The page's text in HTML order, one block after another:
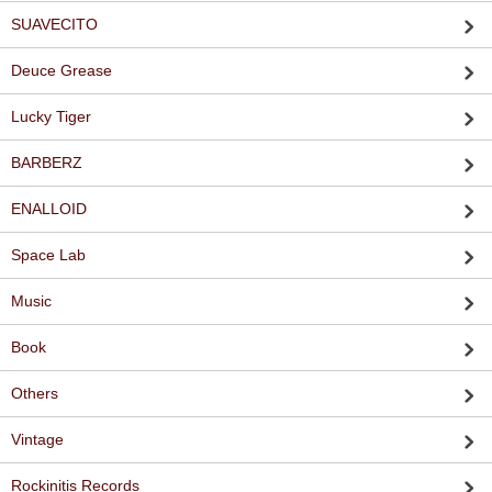
SUAVECITO
Deuce Grease
Lucky Tiger
BARBERZ
ENALLOID
Space Lab
Music
Book
Others
Vintage
Rockinitis Records